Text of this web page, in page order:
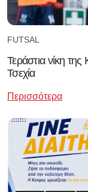
FUTSAL
Τεράστια νίκη
Τσεχία
Περισσότερα